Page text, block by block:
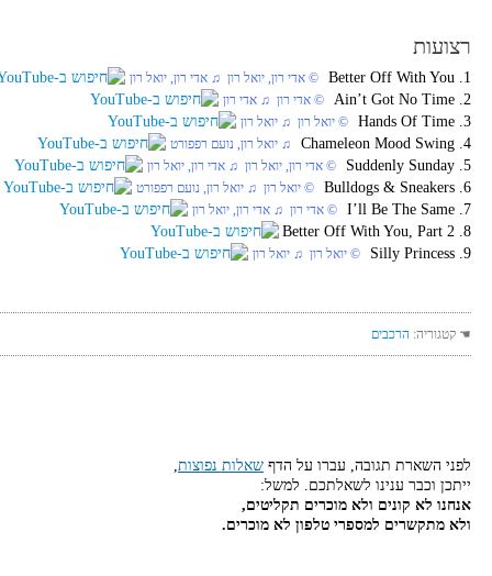
רצועות
1. Better Off With You ‏ © אדי רון, יואל רון‏ ♫ אדי רון, יואל רון
2. Ain’t Got No Time ‏ © אדי רון‏ ♫ אדי רון
3. Hands Of Time ‏ © יואל רון‏ ♫ יואל רון
4. Chameleon Mood Swing ‏ ♫ יואל רון, נועם רפפורט
5. Suddenly Sunday ‏ © אדי רון, יואל רון‏ ♫ אדי רון, יואל רון
6. Bulldogs & Sneakers ‏ © יואל רון‏ ♫ יואל רון, נועם רפפורט
7. I’ll Be The Same ‏ © אדי רון‏ ♫ אדי רון, יואל רון
8. Better Off With You, Part 2
9. Silly Princess
‏ © יואל רון‏ ♫ יואל רון
☚ קטגוריה: הרכבים
לפני השארת תגובה, עברו על הדף שאלות נפוצות,
ייתכן וכבר ענינו לשאלתכם. למשל:
אנחנו לא קונים ולא מוכרים תקליטים,
ולא מתקשרים למספרי טלפון לא מוכרים.